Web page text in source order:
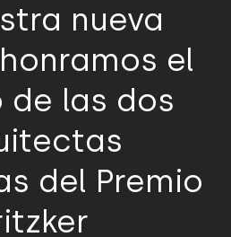
nueva
el
las dos
del Premio